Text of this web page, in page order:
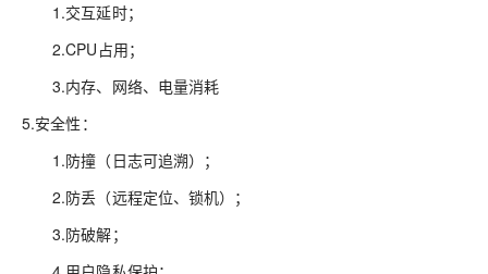
1.交互延时；
2.CPU占用；
3.内存、网络、电量消耗
5.安全性：
1.防撞（日志可追溯）；
2.防丢（远程定位、锁机）；
3.防破解；